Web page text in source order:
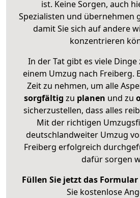
ist. Keine Sorgen, auch
Spezialisten und übernehmen
damit Sie sich auf andere
konzentrieren
In der Tat gibt es viele
einem Umzug nach Freiberg.
Zeit zu nehmen, um alle
sorgfältig zu planen und zu
sicherzustellen, dass alles
Mit der richtigen
deutschlandweiter Umzug
Freiberg erfolgreich
dafür sorgen
Füllen Sie jetzt das Formular
Sie kostenlose